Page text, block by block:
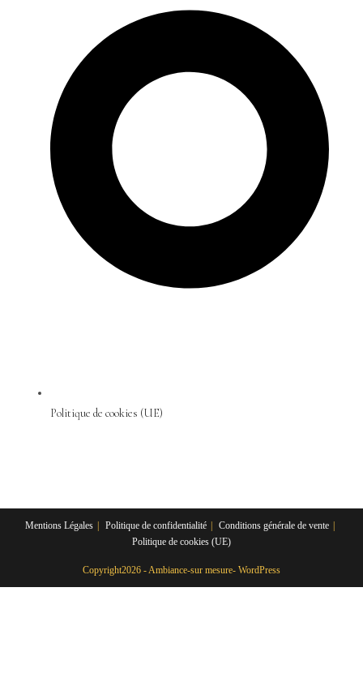
Politique de cookies (UE)
Mentions Légales Politique de confidentialité
Conditions générale de vente
Politique de cookies (UE)
Copyright2026 - Ambiance-sur mesure- WordPress